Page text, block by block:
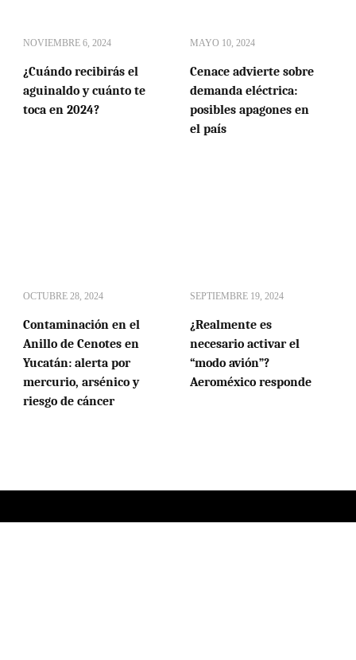
NOVIEMBRE 6, 2024
¿Cuándo recibirás el
aguinaldo y cuánto te
toca en 2024?
MAYO 10, 2024
Cenace advierte sobre
demanda eléctrica:
posibles apagones en
el país
OCTUBRE 28, 2024
Contaminación en el
Anillo de Cenotes en
Yucatán: alerta por
mercurio, arsénico y
riesgo de cáncer
SEPTIEMBRE 19, 2024
¿Realmente es
necesario activar el
“modo avión”?
Aeroméxico responde